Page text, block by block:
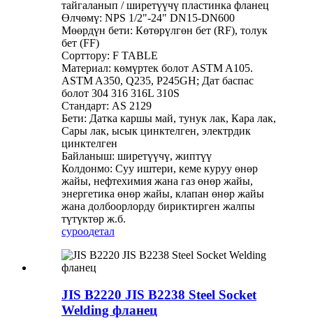
тайгаланып / ширетүүчү пластинка фланец
Өлчөмү: NPS 1/2"-24" DN15-DN600
Мөөрдүн бети: Көтөрүлгөн бет (RF), толук
бет (FF)
Сорттору: F TABLE
Материал: көмүртек болот ASTM A105.
ASTM A350, Q235, P245GH; Дат баспас
болот 304 316 316L 310S
Стандарт: AS 2129
Бети: Датка каршы май, тунук лак, Кара лак,
Сары лак, ысык цинктелген, электрдик
цинктелген
Байланыш: ширетүүчү, жиптүү
Колдонмо: Суу иштери, кеме куруу өнөр
жайы, нефтехимия жана газ өнөр жайы,
энергетика өнөр жайы, клапан өнөр жайы
жана долбоорлорду бириктирген жалпы
түтүктөр ж.б.
суроодетал
JIS B2220 JIS B2238 Steel Socket
Welding фланец